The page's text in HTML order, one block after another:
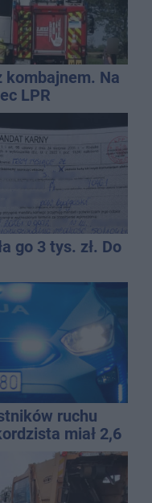
kombajnem. Na
LPR
go 3 tys. zł. Do
ruchu
miał 2,6